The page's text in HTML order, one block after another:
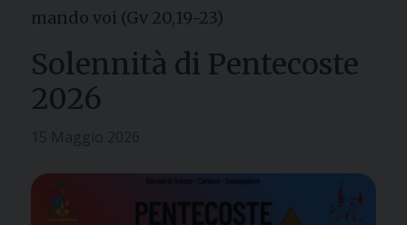
mando voi (Gv 20,19-23)
Solennità di Pentecoste
2026